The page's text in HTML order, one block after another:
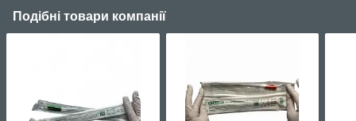
Подібні товари компанії